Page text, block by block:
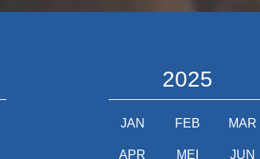
2025
JAN FEB MAR
APR MEI JUN